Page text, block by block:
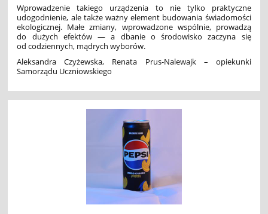
Wprowadzenie takiego urządzenia to nie tylko praktyczne
udogodnienie, ale także ważny element budowania świadomości
ekologicznej. Małe zmiany, wprowadzone wspólnie, prowadzą
do dużych efektów — a dbanie o środowisko zaczyna się
od codziennych, mądrych wyborów.
Aleksandra Czyżewska, Renata Prus-Nalewajk – opiekunki
Samorządu Uczniowskiego